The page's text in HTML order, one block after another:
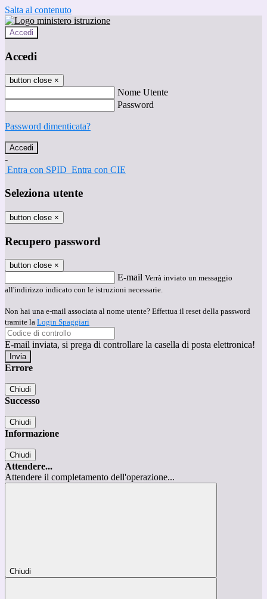
Salta al contenuto
Accedi
Accedi
button close ×
Nome Utente
Password
Password dimenticata?
-
Entra con SPID Entra con CIE
Seleziona utente
button close ×
Recupero password
button close ×
E-mail Verrà inviato un messaggio
all'indirizzo indicato con le istruzioni necessarie.
Non hai una e-mail associata al nome utente? Effettua il reset della password
tramite la Login Spaggiari
E-mail inviata, si prega di controllare la casella di posta elettronica!
Errore
Chiudi
Successo
Chiudi
Informazione
Chiudi
Attendere...
Attendere il completamento dell'operazione...
Chiudi